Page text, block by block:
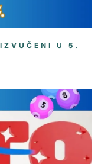
U 5.